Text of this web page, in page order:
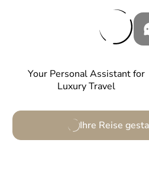
Your Personal Assistant for
Luxury Travel
Ihre Reise